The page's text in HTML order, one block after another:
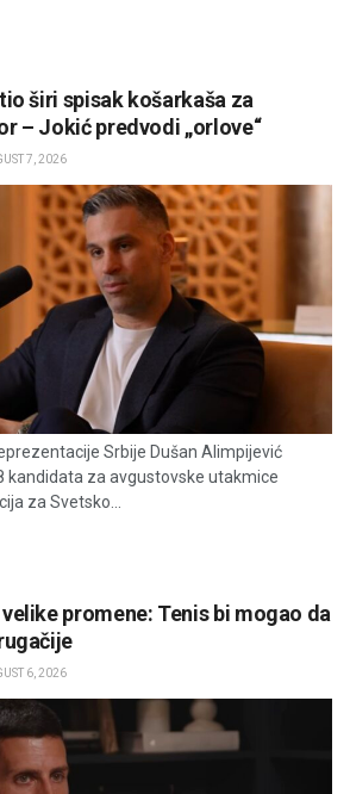
širi spisak košarkaša za
– Jokić predvodi „orlove“
7, 2026
Srbije Dušan Alimpijević
kandidata za avgustovske utakmice
za Svetsko...
promene: Tenis bi mogao da
6, 2026